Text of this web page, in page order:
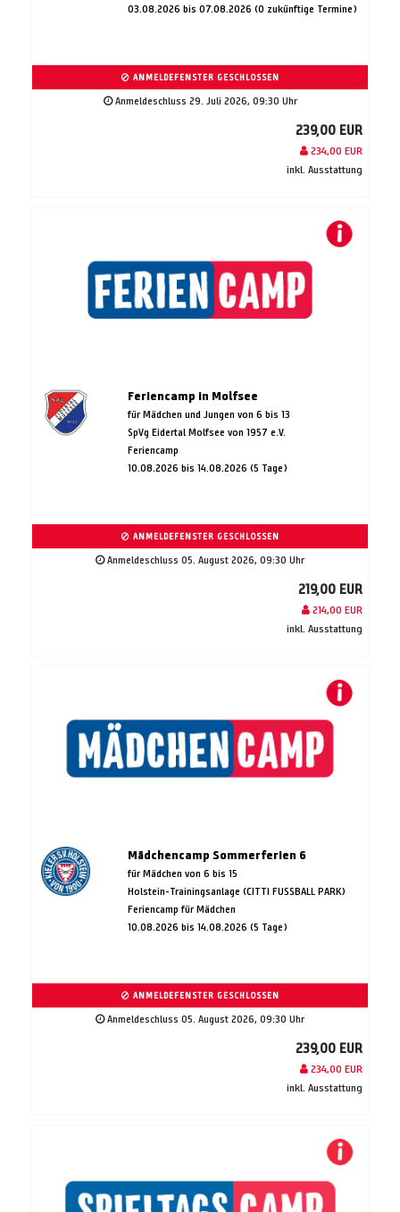
03.08.2026 bis 07.08.2026 (0 zukünftige Termine)
ANMELDEFENSTER GESCHLOSSEN
Anmeldeschluss 29. Juli 2026, 09:30 Uhr
239,00 EUR
234,00 EUR
inkl. Ausstattung
Feriencamp in Molfsee
für Mädchen und Jungen von 6 bis 13
SpVg Eidertal Molfsee von 1957 e.V.
Feriencamp
10.08.2026 bis 14.08.2026 (5 Tage)
ANMELDEFENSTER GESCHLOSSEN
Anmeldeschluss 05. August 2026, 09:30 Uhr
219,00 EUR
214,00 EUR
inkl. Ausstattung
Mädchencamp Sommerferien 6
für Mädchen von 6 bis 15
Holstein-Trainingsanlage (CITTI FUSSBALL PARK)
Feriencamp für Mädchen
10.08.2026 bis 14.08.2026 (5 Tage)
ANMELDEFENSTER GESCHLOSSEN
Anmeldeschluss 05. August 2026, 09:30 Uhr
239,00 EUR
234,00 EUR
inkl. Ausstattung